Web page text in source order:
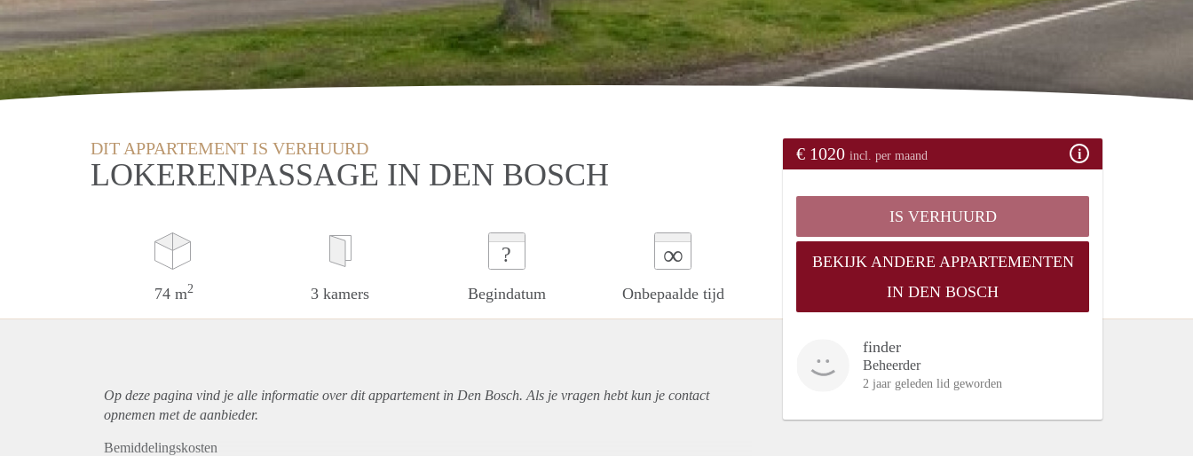
DIT APPARTEMENT IS VERHUURD
LOKERENPASSAGE IN DEN BOSCH
74 m2 3 kamers
?
Begindatum
∞
Onbepaalde tijd
€ 1020 incl. per maand
IS VERHUURD
BEKIJK ANDERE APPARTEMENTEN
IN DEN BOSCH
finder
Beheerder
2 jaar geleden lid geworden
Op deze pagina vind je alle informatie over ditappartementin Den Bosch. Als je vragen hebt kun je contact
opnemen met de aanbieder.
Bemiddelingskosten